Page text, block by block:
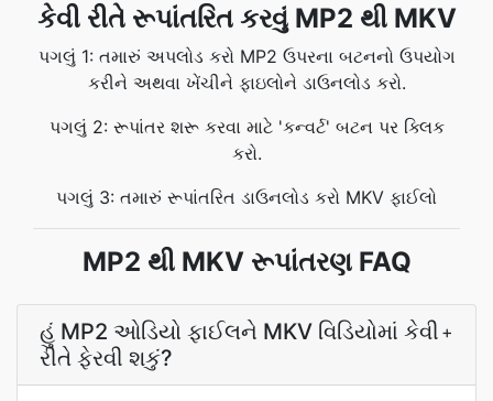
કેવી રીતે રૂપાંતરિત કરવું MP2 થી MKV
પગલું 1: તમારું અપલોડ કરો MP2 ઉપરના બટનનો ઉપયોગ
કરીને અથવા ખેંચીને ફાઇલોને ડાઉનલોડ કરો.
પગલું 2: રૂપાંતર શરૂ કરવા માટે 'કન્વર્ટ' બટન પર ક્લિક
કરો.
પગલું 3: તમારું રૂપાંતરિત ડાઉનલોડ કરો MKV ફાઈલો
MP2 થી MKV રૂપાંતરણ FAQ
હું MP2 ઓડિયો ફાઈલને MKV વિડિયોમાં કેવી
રીતે ફેરવી શકું?
+